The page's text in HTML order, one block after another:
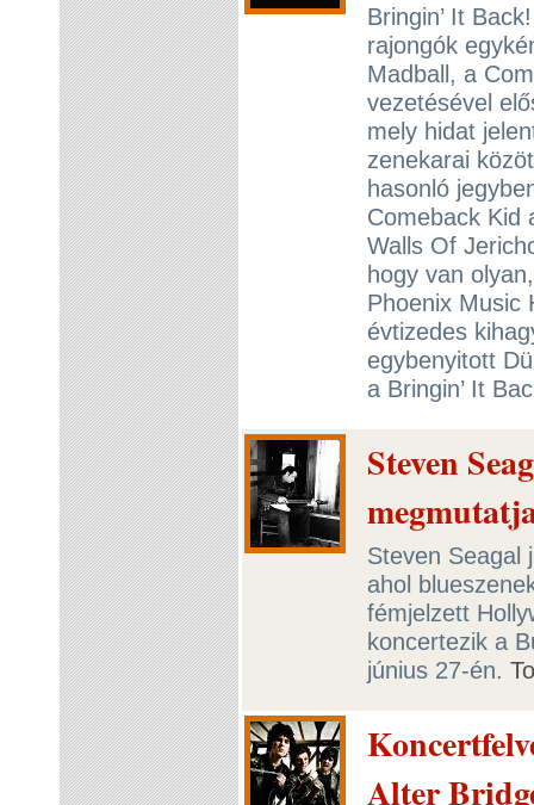
Bringin’ It
rajongók
Madball, a
vezetésével
mely hidat
zenekarai
hasonló
Comeback Kid
Walls Of
hogy van
Phoenix Music
évtizedes
egybenyitott
a Bringin’ It
Steven
Steven Seagal
ahol
fémjelzett
koncertezik a
június 27-én.
Alter